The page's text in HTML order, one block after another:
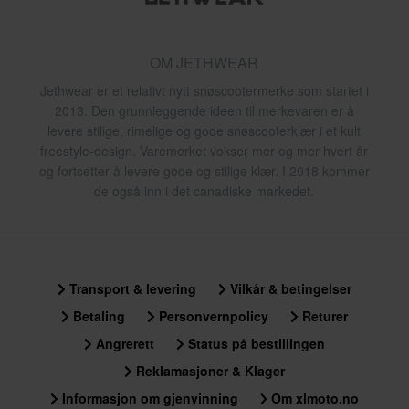
OM JETHWEAR
Jethwear er et relativt nytt snøscootermerke som startet i
2013. Den grunnleggende ideen til merkevaren er å
levere stilige, rimelige og gode snøscooterklær i et kult
freestyle-design. Varemerket vokser mer og mer hvert år
og fortsetter å levere gode og stilige klær. I 2018 kommer
de også inn i det canadiske markedet.
Transport & levering
Vilkår & betingelser
Betaling
Personvernpolicy
Returer
Angrerett
Status på bestillingen
Reklamasjoner & Klager
Informasjon om gjenvinning
Om xlmoto.no